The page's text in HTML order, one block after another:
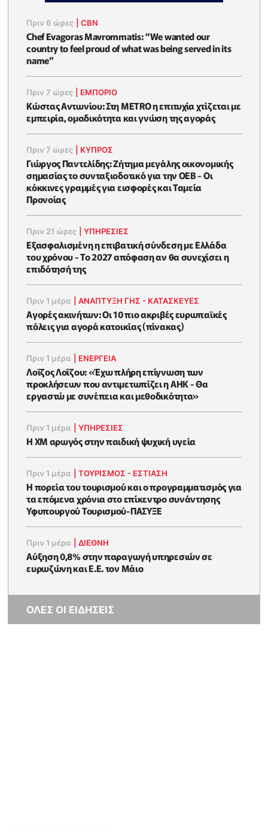
Πριν 6 ώρες |CBN
Chef Evagoras Mavrommatis: “We wanted our
country to feel proud of what was being served in its
name”
Πριν 7 ώρες ΕΜΠΟΡΙΟ
Κώστας Αντωνίου: Στη METRO η επιτυχία χτίζεται με
εμπειρία, ομαδικότητα και γνώση της αγοράς
Πριν 7 ώρες ΚΥΠΡΟΣ
Γιώργος Παντελίδης: Ζήτημα μεγάλης οικονομικής
σημασίας το συνταξιοδοτικό για την ΟΕΒ - Οι
κόκκινες γραμμές για εισφορές και Ταμεία
Προνοίας
Πριν 21 ώρες |ΥΠΗΡΕΣΙΕΣ
Εξασφαλισμένη η επιβατική σύνδεση με Ελλάδα
του χρόνου - Το 2027 απόφαση αν θα συνεχίσει η
επιδότησή της
Πριν 1 μέρα |ΑΝΑΠΤΥΞΗ ΓΗΣ - ΚΑΤΑΣΚΕΥΕΣ
Αγορές ακινήτων: Οι 10 πιο ακριβές ευρωπαϊκές
πόλεις για αγορά κατοικίας (πίνακας)
Πριν 1 μέρα ΕΝΈΡΓΕΙΑ
Λοΐζος Λοΐζου: «Έχω πλήρη επίγνωση των
προκλήσεων που αντιμετωπίζει η ΑΗΚ - Θα
εργαστώ με συνέπεια και μεθοδικότητα»
Πριν 1 μέρα |ΥΠΗΡΕΣΙΕΣ
Η XM αρωγός στην παιδική ψυχική υγεία
Πριν 1 μέρα |ΤΟΥΡΙΣΜΟΣ - ΕΣΤΙΑΣΗ
Η πορεία του τουρισμού και ο προγραμματισμός για
τα επόμενα χρόνια στο επίκεντρο συνάντησης
Υφυπουργού Τουρισμού-ΠΑΣΥΞΕ
Πριν 1 μέρα |ΔΙΕΘΝΗ
Αύξηση 0,8% στην παραγωγή υπηρεσιών σε
ευρωζώνη και Ε.Ε. τον Μάιο
ΟΛΕΣ ΟΙ ΕΙΔΗΣΕΙΣ